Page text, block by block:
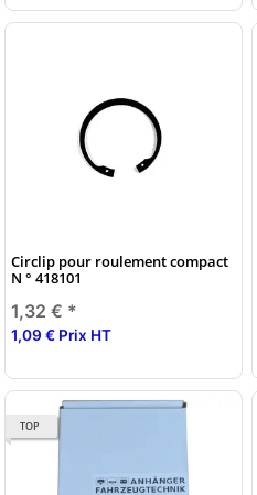
Circlip pour roulement compact
N ° 418101
1,32 € *
1,09 € Prix HT
TOP